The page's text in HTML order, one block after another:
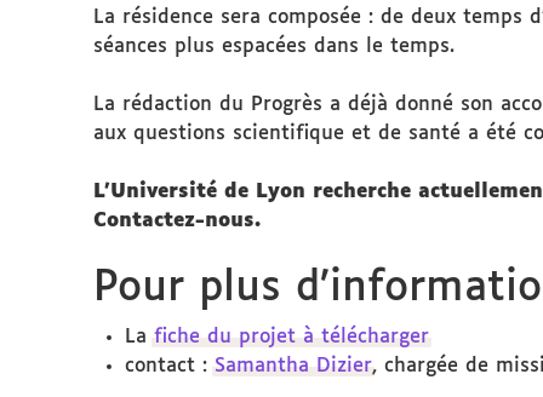
La résidence sera composée : de deux
séances plus espacées dans le temps.
La rédaction du Progrès a déjà donné son
aux questions scientifique et de santé a été
L’Université de Lyon recherche
Contactez-nous.
Pour plus
La fiche du projet à télécharger
contact : Samantha Dizier, chargée de